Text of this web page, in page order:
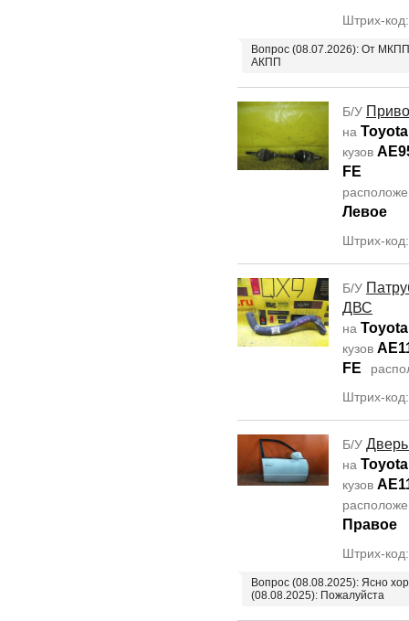
Штрих-
Вопрос (08.07.2026): От
АКПП
Б/У
на
кузов
FE
Левое
Штрих-
Б/У
ДВС
на
кузов
FE
Штрих-
Б/У
на
кузов
Правое
Штрих-
Вопрос (08.08.2025): Ясно
(08.08.2025): Пожалуйста